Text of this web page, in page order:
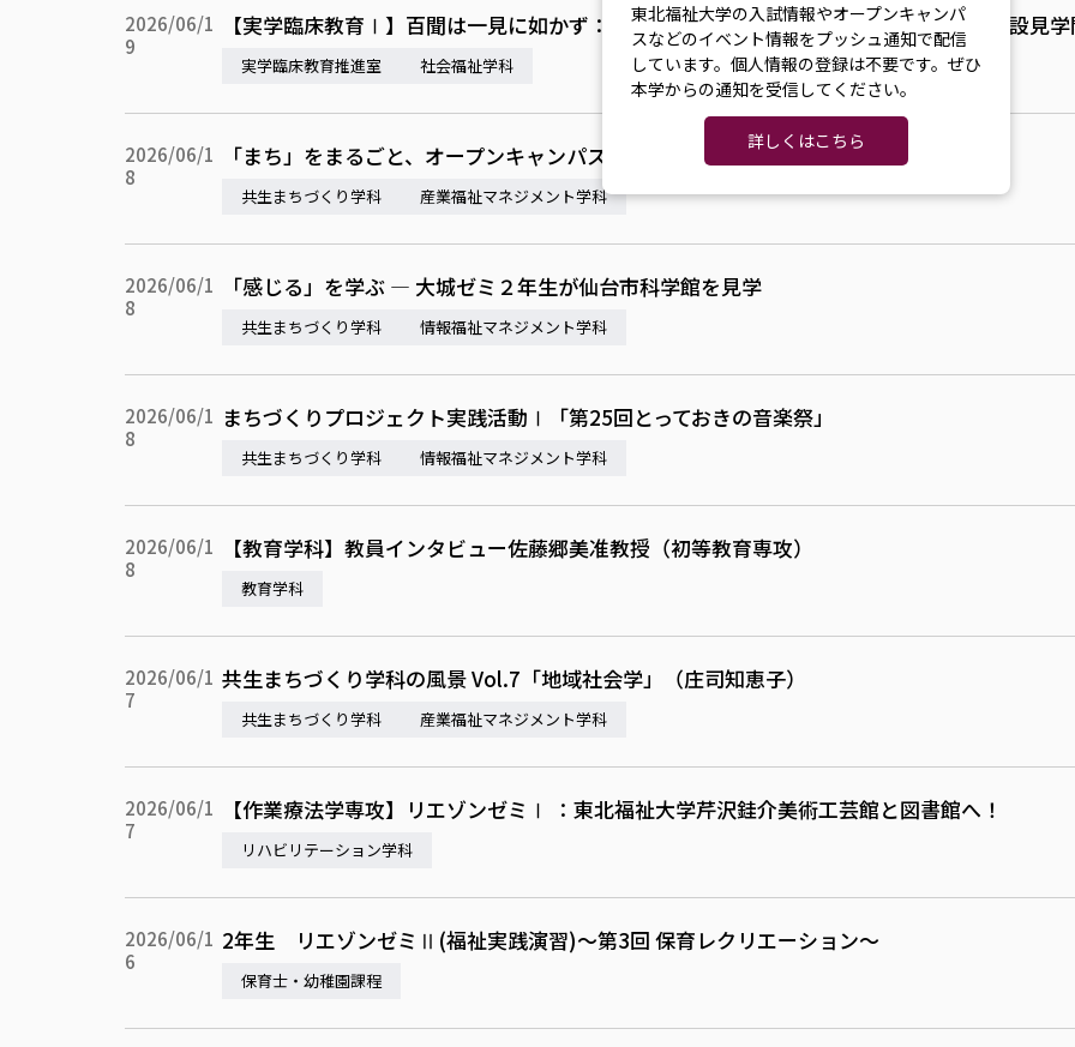
2026/06/1
9
【実学臨床教育Ⅰ】百聞は一見に如かず：『関連施設の理解』社会福祉学科1年生の施設見
実学臨床教育推進室 社会福祉学科
2026/06/1
8
「まち」をまるごと、オープンキャンパス！へのご参加ありがとうございました
共生まちづくり学科 産業福祉マネジメント学科
2026/06/1
8
「感じる」を学ぶ — 大城ゼミ２年生が仙台市科学館を見学
共生まちづくり学科 情報福祉マネジメント学科
2026/06/1
8
まちづくりプロジェクト実践活動Ⅰ「第25回とっておきの音楽祭」
共生まちづくり学科 情報福祉マネジメント学科
2026/06/1
8
【教育学科】教員インタビュー佐藤郷美准教授（初等教育専攻）
教育学科
2026/06/1
7
共生まちづくり学科の風景 Vol.7「地域社会学」（庄司知恵子）
共生まちづくり学科 産業福祉マネジメント学科
2026/06/1
7
【作業療法学専攻】リエゾンゼミⅠ ：東北福祉大学芹沢銈介美術工芸館と図書館へ！
リハビリテーション学科
2026/06/1
6
2年生 リエゾンゼミⅡ(福祉実践演習)～第3回 保育レクリエーション～
保育士・幼稚園課程
東北福祉大学の入試情報やオープンキャンパ
スなどのイベント情報をプッシュ通知で配信
しています。個人情報の登録は不要です。ぜひ
本学からの通知を受信してください。
詳しくはこちら